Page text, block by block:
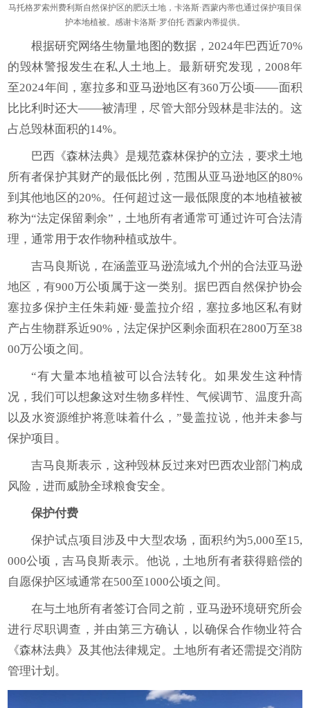
马托格罗索州费利斯自然保护区的肥沃土地，卡洛斯·西蒙内蒂也通过保护项目保
护本地植被。感谢卡洛斯·罗伯托·西蒙内蒂提供。
根据研究网络生物量地图的数据，2024年巴西近70%
的毁林警报发生在私人土地上。最新研究发现，2008年
至2024年间，塞拉多和亚马逊地区有360万公顷——面积
比比利时还大——被清理，尽管大部分毁林是非法的。这
占总毁林面积的14%。
巴西《森林法典》是规范森林保护的立法，要求土地
所有者保护其财产的最低比例，范围从亚马逊地区的80%
到其他地区的20%。任何超过这一最低限度的本地植被被
称为“法定保留剩余”，土地所有者通常可通过许可合法清
理，通常用于农作物种植或放牛。
吉马良斯说，在涵盖亚马逊流域九个州的合法亚马逊
地区，有900万公顷属于这一类别。据巴西自然保护协会
塞拉多保护主任朱莉娅·曼盖拉介绍，塞拉多地区私有财
产占生物群系近90%，法定保护区剩余面积在2800万至38
00万公顷之间。
“有大量本地植被可以合法转化。如果发生这种情
况，我们可以想象这对生物多样性、气候调节、温度升高
以及水资源维护将意味着什么，”曼盖拉说，他并未参与
保护项目。
吉马良斯表示，这种毁林反过来对巴西农业部门构成
风险，进而威胁全球粮食安全。
保护付费
保护试点项目涉及中大型农场，面积约为5,000至15,
000公顷，吉马良斯表示。他说，土地所有者获得赔偿的
自愿保护区域通常在500至1000公顷之间。
在与土地所有者签订合同之前，亚马逊环境研究所会
进行尽职调查，并由第三方确认，以确保合作物业符合
《森林法典》及其他法律规定。土地所有者还需提交消防
管理计划。